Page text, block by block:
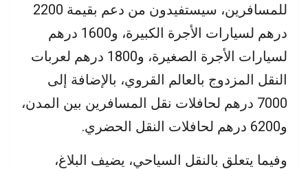
للمسافرين، سيستفيدون من دعم بقيمة 2200
درهم لسيارات الأجرة الكبيرة، و1600 درهم
لسيارات الأجرة الصغيرة، و1800 درهم لعربات
النقل المزدوج بالعالم القروي، بالإضافة إلى
7000 درهم لحافلات نقل المسافرين بين المدن،
و6200 درهم لحافلات النقل الحضري.
وفيما يتعلق بالنقل السياحي، يضيف البلاغ،